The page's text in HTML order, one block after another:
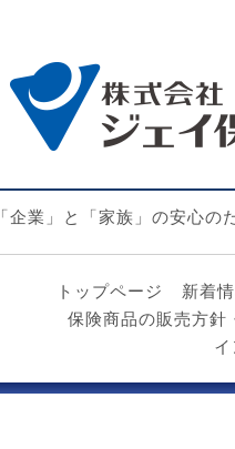
「企業」と「家族」の安心の
トップページ 新着
保険商品の販売方針